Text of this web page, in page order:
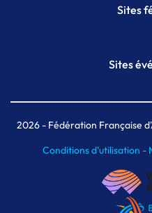
Sites
Sites
Meeting
MAIF
2026- Fédération Française
Conditions d'utilisation -